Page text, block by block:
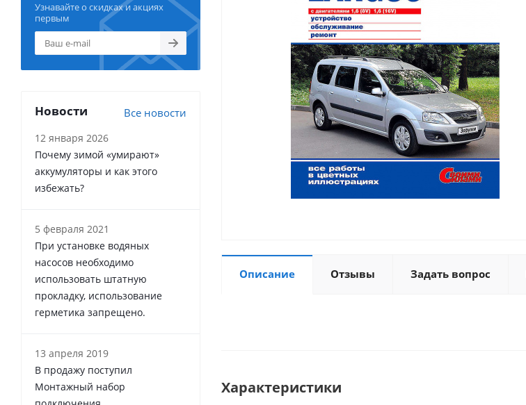
Описание Отзывы Задать вопрос
Характеристики
Узнавайте о скидках и акциях
первым
Новости Все новости
12 января 2026
Почему зимой «умирают»
аккумуляторы и как этого
избежать?
5 февраля 2021
При установке водяных
насосов необходимо
использовать штатную
прокладку, использование
герметика запрещено.
13 апреля 2019
В продажу поступил
Монтажный набор